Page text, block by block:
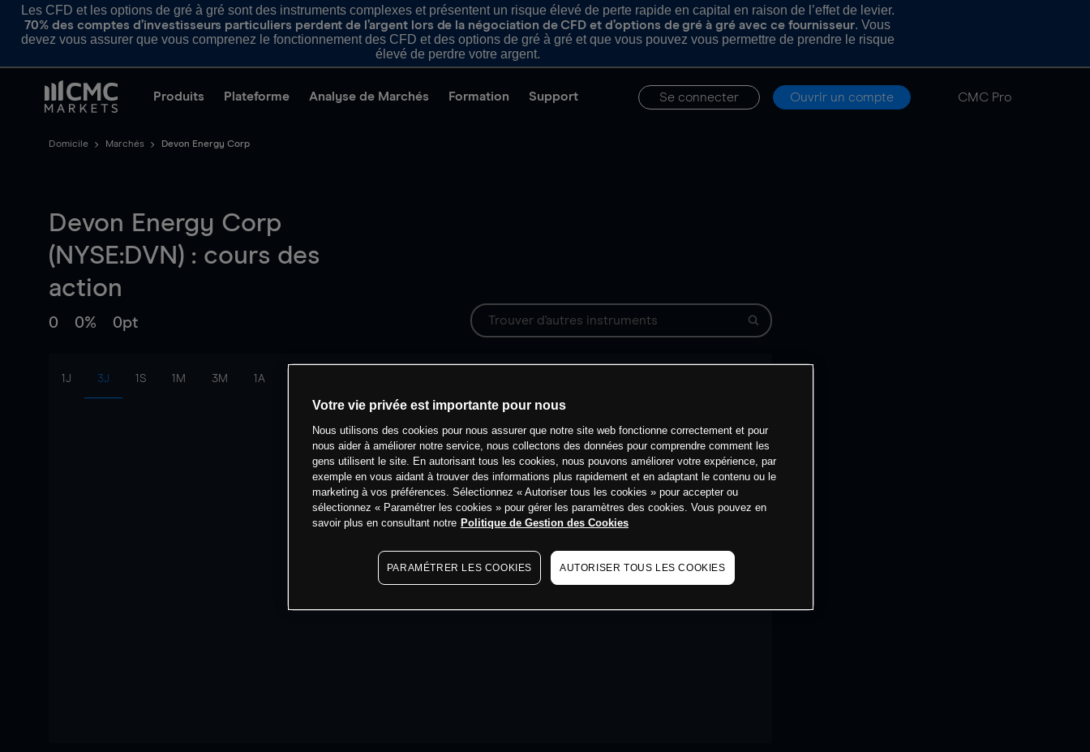
Les CFD et les options de gré à gré sont des instruments complexes et présentent un risque élevé de perte rapide en capital en raison de l’effet de levier.
70% des comptes d’investisseurs particuliers perdent de l’argent lors de la négociation de CFD et d’options de gré à gré avec ce fournisseur. Vous
devez vous assurer que vous comprenez le fonctionnement des CFD et des options de gré à gré et que vous pouvez vous permettre de prendre le risque
élevé de perdre votre argent.
Produits Plateforme Analyse de Marchés Formation Support Se connecter Ouvrir un compte CMC Pro
Domicile Marchés Devon Energy Corp
Devon Energy Corp
(NYSE:DVN) : cours des
action
0 0% 0pt
1J 3J 1S 1M 3M 1A
Votre vie privée est importante pour nous
Nous utilisons des cookies pour nous assurer que notre site web fonctionne correctement et pour
nous aider à améliorer notre service, nous collectons des données pour comprendre comment les
gens utilisent le site. En autorisant tous les cookies, nous pouvons améliorer votre expérience, par
exemple en vous aidant à trouver des informations plus rapidement et en adaptant le contenu ou le
marketing à vos préférences. Sélectionnez « Autoriser tous les cookies » pour accepter ou
sélectionnez « Paramétrer les cookies » pour gérer les paramètres des cookies. Vous pouvez en
savoir plus en consultant notre Politique de Gestion des Cookies
PARAMÉTRER LES COOKIES AUTORISER TOUS LES COOKIES